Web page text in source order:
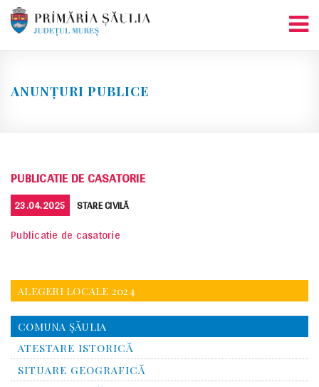
Skip
ANUNȚURI PUBLICE
PUBLICATIE DE CASATORIE
POSTED
ON
23.04.2025 CATEGORIES
STARE CIVILĂ
Publicatie de casatorie
ALEGERI LOCALE 2024
COMUNA ŞĂULIA
ATESTARE ISTORICĂ
SITUARE GEOGRAFICĂ